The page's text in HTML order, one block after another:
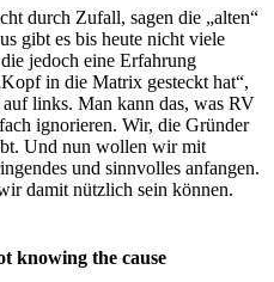
durch Zufall, sagen die „alten“
gibt es bis heute nicht viele
jedoch eine Erfahrung
in die Matrix gesteckt hat“,
links. Man kann das, was RV
ignorieren. Wir, die Gründer
Und nun wollen wir mit
und sinnvolles anfangen.
damit nützlich sein können.
knowing the cause